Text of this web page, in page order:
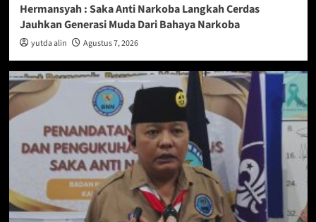
Hermansyah : Saka Anti Narkoba Langkah Cerdas
Jauhkan Generasi Muda Dari Bahaya Narkoba
yutda alin Agustus 7, 2026